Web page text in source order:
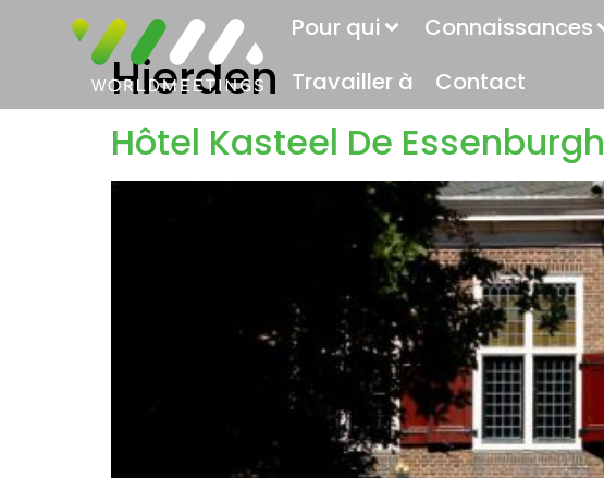
Pour qui Connaissances
Travailler à
Contact
Hierden
Hôtel Kasteel De Essenburgh